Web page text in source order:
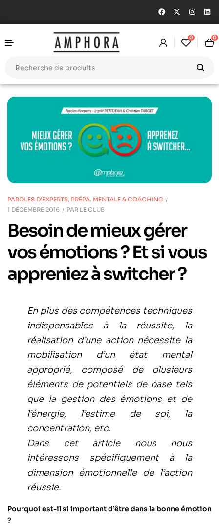
0 0
PAROLES D'EXPERTS, PRÉPA. MENTALE & COACHING
1 DÉCEMBRE 2016
PAR LE CLUB
Besoin de mieux gérer
vos émotions ? Et si vous
appreniez à switcher ?
En plus des compétences techniques
indispensables à la réussite, la
réalisation d’une action nécessite la
mobilisation d’un état mental
approprié, composé de plusieurs
éléments de potentiels de base tels
que la gestion des émotions et de
l’énergie, l’estime de soi, la
concentration, etc.
Dans cet article nous nous
intéressons spécifiquement à la
dimension émotionnelle de l’action
réussie.
Pourquoi est-il si important d’être dans la bonne émotion
?